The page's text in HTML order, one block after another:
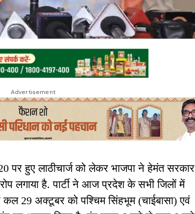
Advertisement
पर हुए लाठीचार्ज को लेकर भाजपा ने हेमंत सरकार
लगाया है. पार्टी ने आज प्रदेश के सभी जिलों में
29 अक्टूबर को पश्चिम सिंहभूम (चाईबासा) एवं